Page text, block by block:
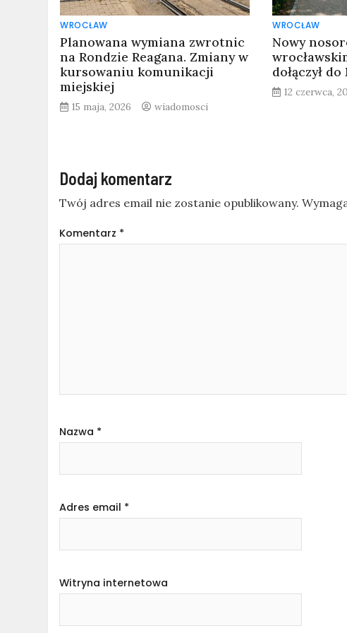
WROCŁAW
Planowana wymiana zwrotnic
na Rondzie Reagana. Zmiany w
kursowaniu komunikacji
miejskiej
15 maja, 2026 wiadomosci
WROCŁAW
Nowy
dołączył
12 czerwca,
Dodaj komentarz
Twój adres email nie zostanie opublikowany.
Komentarz *
Nazwa *
Adres email *
Witryna internetowa